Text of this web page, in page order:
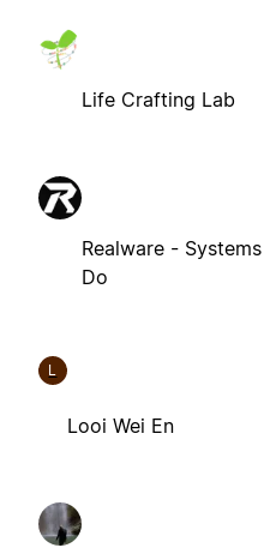
Life Crafting Lab
Realware -
Do
L
Looi Wei En